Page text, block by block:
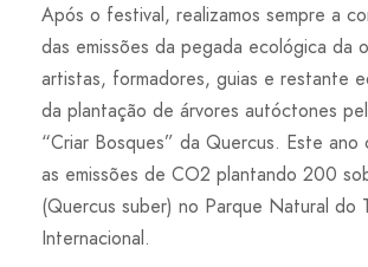
Após o festival, realizamos sempre a
das emissões da pegada ecológica da
artistas, formadores, guias e restante
da plantação de árvores autóctones
“Criar Bosques” da Quercus. Este ano
as emissões de CO2 plantando 200
(Quercus suber) no Parque Natural do
Internacional.